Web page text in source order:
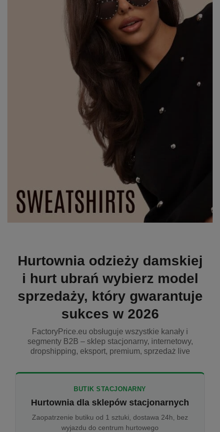
Hurtownia odzieży damskiej
i hurt ubrań wybierz model
sprzedaży, który gwarantuje
sukces w 2026
FactoryPrice.eu obsługuje wszystkie kanały i
segmenty B2B – sklep stacjonarny, internetowy,
dropshipping, eksport, premium, sprzedaż live
BUTIK STACJONARNY
Hurtownia dla sklepów stacjonarnych
Zaopatrzenie butiku od 1 sztuki, dostawa 24h, bez
wyjazdu do centrum hurtowego